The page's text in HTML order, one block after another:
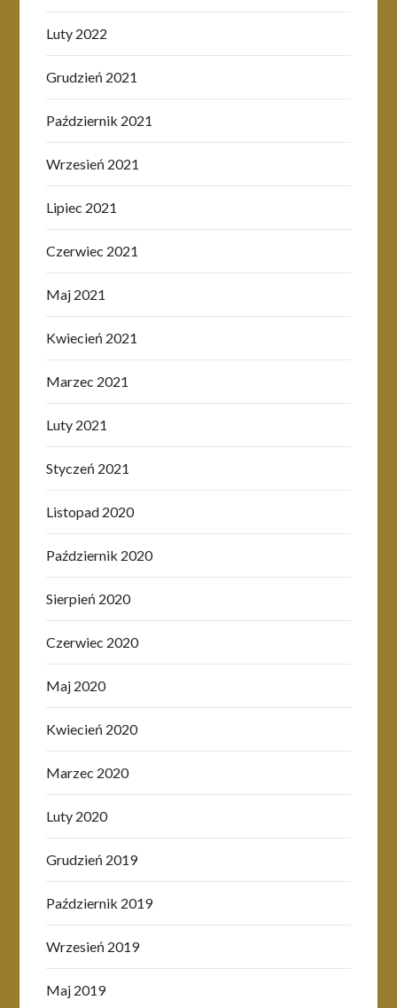
Luty 2022
Grudzień 2021
Październik 2021
Wrzesień 2021
Lipiec 2021
Czerwiec 2021
Maj 2021
Kwiecień 2021
Marzec 2021
Luty 2021
Styczeń 2021
Listopad 2020
Październik 2020
Sierpień 2020
Czerwiec 2020
Maj 2020
Kwiecień 2020
Marzec 2020
Luty 2020
Grudzień 2019
Październik 2019
Wrzesień 2019
Maj 2019